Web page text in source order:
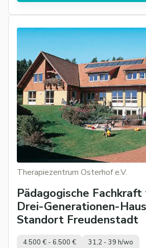
Therapiezentrum Osterhof e.V.
Pädagogische
Drei-Generationen-
Standort Freudenstadt
4.500 € - 6.500 € 31,2 - 39 h/wo